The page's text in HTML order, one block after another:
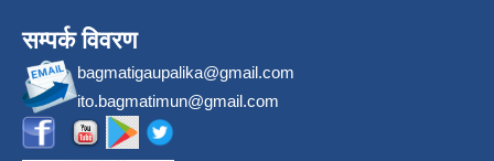
सम्पर्क विवरण
bagmatigaupalika@gmail.com
ito.bagmatimun@gmail.com